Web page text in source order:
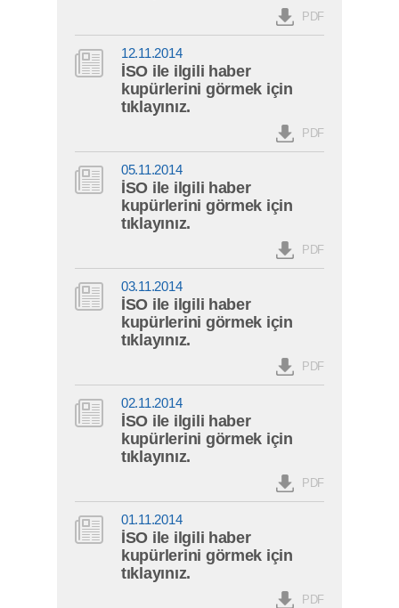
PDF
12.11.2014
İSO ile ilgili haber
kupürlerini görmek için
tıklayınız.
PDF
05.11.2014
İSO ile ilgili haber
kupürlerini görmek için
tıklayınız.
PDF
03.11.2014
İSO ile ilgili haber
kupürlerini görmek için
tıklayınız.
PDF
02.11.2014
İSO ile ilgili haber
kupürlerini görmek için
tıklayınız.
PDF
01.11.2014
İSO ile ilgili haber
kupürlerini görmek için
tıklayınız.
PDF